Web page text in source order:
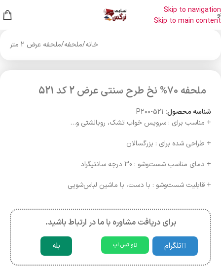
Skip to navigation
Skip to main content
خانه/ملحفه/ملحفه عرض 2 متر
ملحفه 70% نخ طرح سنتی عرض 2 کد 521
شناسه محصول: P200-521
+ مناسب برای : سرویس خواب تشک، روبالشتی و…
+ طراحی شده برای : بزرگسالان
+ دمای مناسب شست‌وشو : 30 درجه سانتیگراد
+ قابلیت شست‌وشو : با دست، با ماشین لباس‌شویی
برای دریافت مشاوره با ما در ارتباط باشید.
تلگرام واتس اپ بله